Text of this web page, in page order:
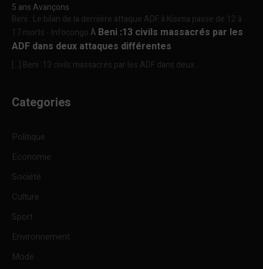
5 ans Avançons
Beni : Le bilan de la dernière attaque ADF à Kisima passe de 12 à
17 morts - InfocongoÀ Beni :13 civils massacrés par les
ADF dans deux attaques différentes
[…] Beni :13 civils massacrés par les ADF dans deux...
Categories
Politique
Economie
Société
Culture
Sport
Environnement
Mode